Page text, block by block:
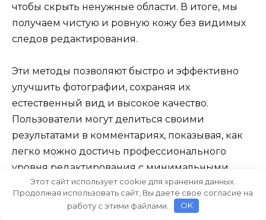
чтобы скрыть ненужные области. В итоге, мы
получаем чистую и ровную кожу без видимых
следов редактирования.
Эти методы позволяют быстро и эффективно
улучшить фотографии, сохраняя их
естественный вид и высокое качество.
Пользователи могут делиться своими
результатами в комментариях, показывая, как
легко можно достичь профессионального
уровня редактирования с минимальными
усилиями.
Этот сайт использует cookie для хранения данных.
Продолжая использовать сайт, Вы даете свое согласие на
работу с этими файлами.
OK